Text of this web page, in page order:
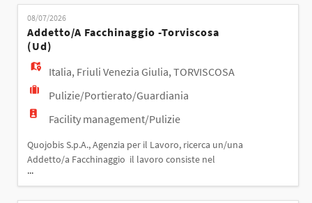
FR
IT
DE
ES
pomeriggio dalle 17 o sab matt Totale 12 ore
settimanali Inquadramento: - 6° livello CCNL pulizie
civili, 1.271euro lordi mes
08/07/2026
Addetto/a Facchinaggio -torviscosa
(ud)
Italia, Friuli Venezia Giulia,TORVISCOSA
Pulizie/Portierato/Guardiania
Facility management/Pulizie
Quojobis S.p.A., Agenzia per il Lavoro, ricerca un/una
Addetto/a Facchinaggio il lavoro consiste nel
rimontare librerie smontate e riposizionare i libri. Si
prevede l'uso del transpallet per spostare i bancali
...